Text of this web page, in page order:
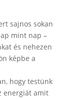
sajnos sokan
mint nap –
és nehezen
képbe a
hogy testünk
energiát amit